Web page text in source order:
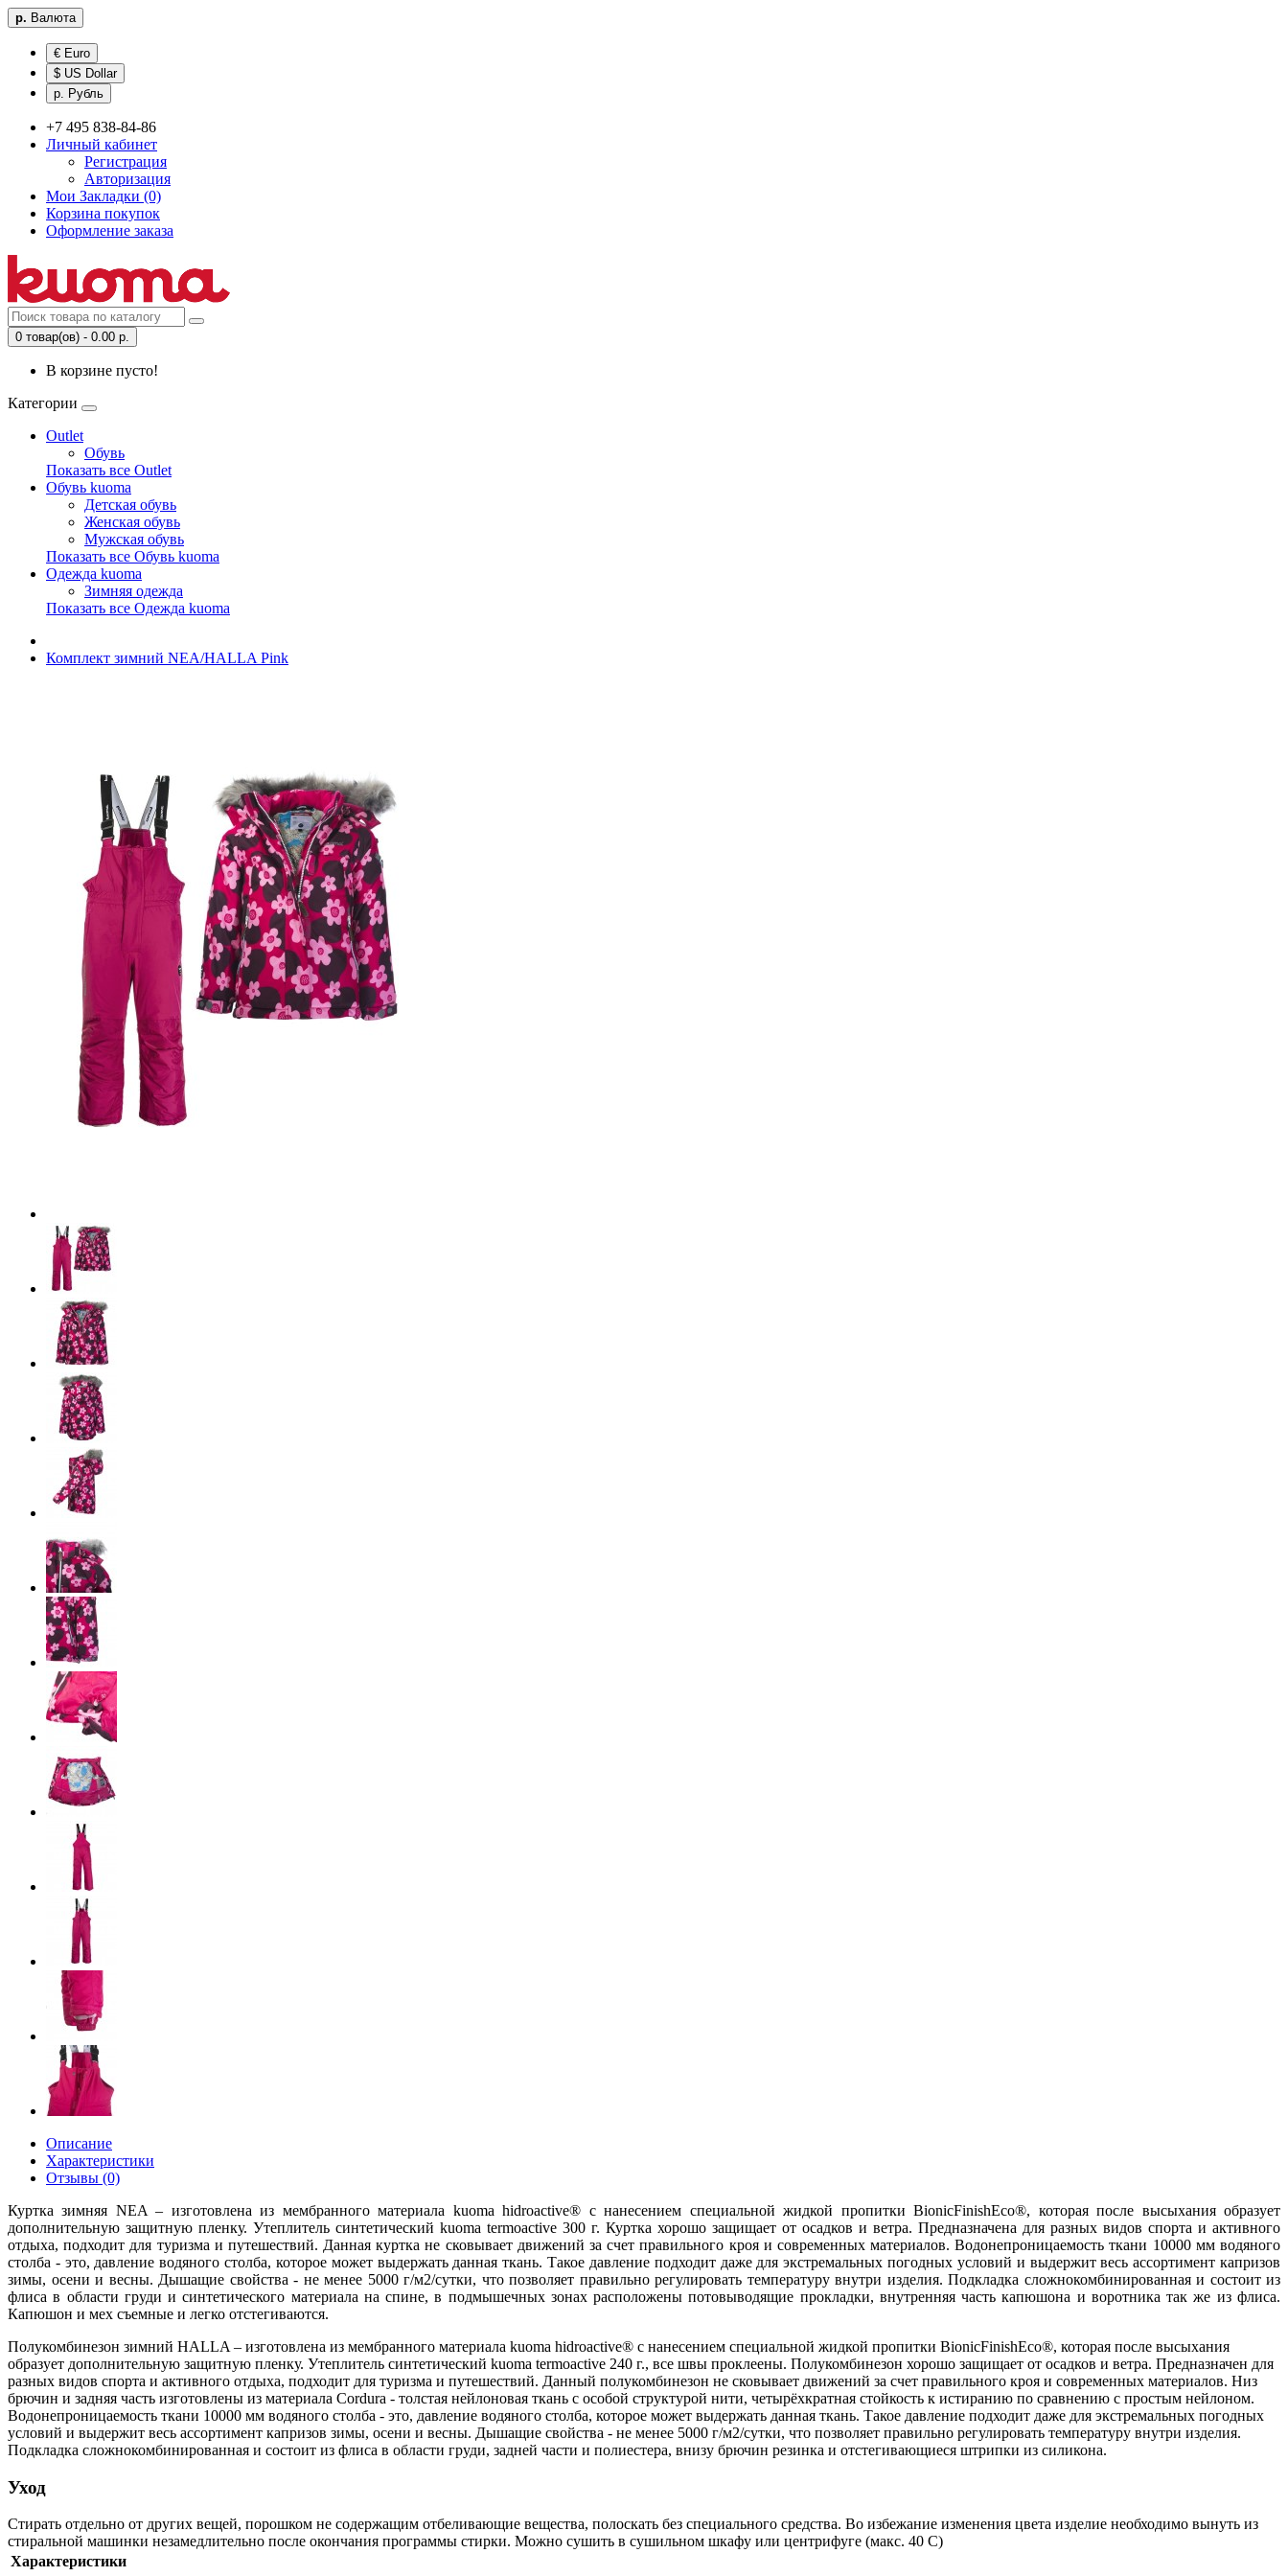
р. Валюта
€ Euro
$ US Dollar
р. Рубль
+7 495 838-84-86
Личный кабинет
Регистрация
Авторизация
Мои Закладки (0)
Корзина покупок
Оформление заказа
0 товар(ов) - 0.00 р.
В корзине пусто!
Категории
Outlet
Обувь
Показать все Outlet
Обувь kuoma
Детская обувь
Женская обувь
Мужская обувь
Показать все Обувь kuoma
Одежда kuoma
Зимняя одежда
Показать все Одежда kuoma
Комплект зимний NEA/HALLA Pink
Описание
Характеристики
Отзывы (0)
Куртка зимняя NEA – изготовлена из мембранного материала kuoma hidroactive® с нанесением специальной жидкой пропитки BionicFinishEco®, которая после высыхания образует
дополнительную защитную пленку. Утеплитель синтетический kuoma termoactive 300 г. Куртка хорошо защищает от осадков и ветра. Предназначена для разных видов спорта и активного
отдыха, подходит для туризма и путешествий. Данная куртка не сковывает движений за счет правильного кроя и современных материалов. Водонепроницаемость ткани 10000 мм водяного
столба - это, давление водяного столба, которое может выдержать данная ткань. Такое давление подходит даже для экстремальных погодных условий и выдержит весь ассортимент капризов
зимы, осени и весны. Дышащие свойства - не менее 5000 г/м2/сутки, что позволяет правильно регулировать температуру внутри изделия. Подкладка сложнокомбинированная и состоит из
флиса в области груди и синтетического материала на спине, в подмышечных зонах расположены потовыводящие прокладки, внутренняя часть капюшона и воротника так же из флиса.
Капюшон и мех съемные и легко отстегиваются.
Полукомбинезон зимний HALLA – изготовлена из мембранного материала kuoma hidroactive® с нанесением специальной жидкой пропитки BionicFinishEco®, которая после высыхания
образует дополнительную защитную пленку. Утеплитель синтетический kuoma termoactive 240 г., все швы проклеены. Полукомбинезон хорошо защищает от осадков и ветра. Предназначен для
разных видов спорта и активного отдыха, подходит для туризма и путешествий. Данный полукомбинезон не сковывает движений за счет правильного кроя и современных материалов. Низ
брючин и задняя часть изготовлены из материала Cordurа - толстая нейлоновая ткань с особой структурой нити, четырёхкратная стойкость к истиранию по сравнению с простым нейлоном.
Водонепроницаемость ткани 10000 мм водяного столба - это, давление водяного столба, которое может выдержать данная ткань. Такое давление подходит даже для экстремальных погодных
условий и выдержит весь ассортимент капризов зимы, осени и весны. Дышащие свойства - не менее 5000 г/м2/сутки, что позволяет правильно регулировать температуру внутри изделия.
Подкладка сложнокомбинированная и состоит из флиса в области груди, задней части и полиестера, внизу брючин резинка и отстегивающиеся штрипки из силикона.
Уход
Стирать отдельно от других вещей, порошком не содержащим отбеливающие вещества, полоскать без специального средства. Во избежание изменения цвета изделие необходимо вынуть из
стиральной машинки незамедлительно после окончания программы стирки. Можно сушить в сушильном шкафу или центрифуге (макс. 40 C)
Характеристики